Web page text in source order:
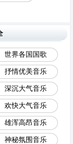
世界各国国歌
抒情优美音乐
深沉大气音乐
欢快大气音乐
雄浑高昂音乐
神秘氛围音乐